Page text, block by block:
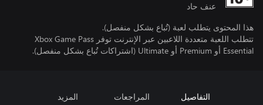
عنف حاد
هذا المحتوى يتطلب لعبة (تُباع بشكل منفصل).
تتطلب اللعبة متعددة اللاعبين عبر الإنترنت توفر Xbox Game Pass
Essential أو Premium أو Ultimate (اشتراكات تُباع بشكل منفصل).
التفاصيل المراجعات المزيد